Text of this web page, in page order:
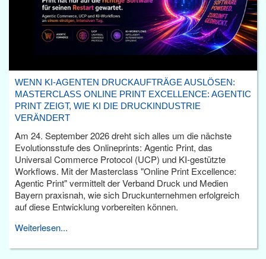
WENN KI-AGENTEN DRUCKAUFTRÄGE AUSLÖSEN:
MASTERCLASS ONLINE PRINT EXCELLENCE: AGENTIC
PRINT ZEIGT, WIE KI DIE DRUCKINDUSTRIE
VERÄNDERT
Am 24. September 2026 dreht sich alles um die nächste
Evolutionsstufe des Onlineprints: Agentic Print, das
Universal Commerce Protocol (UCP) und KI-gestützte
Workflows. Mit der Masterclass "Online Print Excellence:
Agentic Print" vermittelt der Verband Druck und Medien
Bayern praxisnah, wie sich Druckunternehmen erfolgreich
auf diese Entwicklung vorbereiten können.
Weiterlesen...